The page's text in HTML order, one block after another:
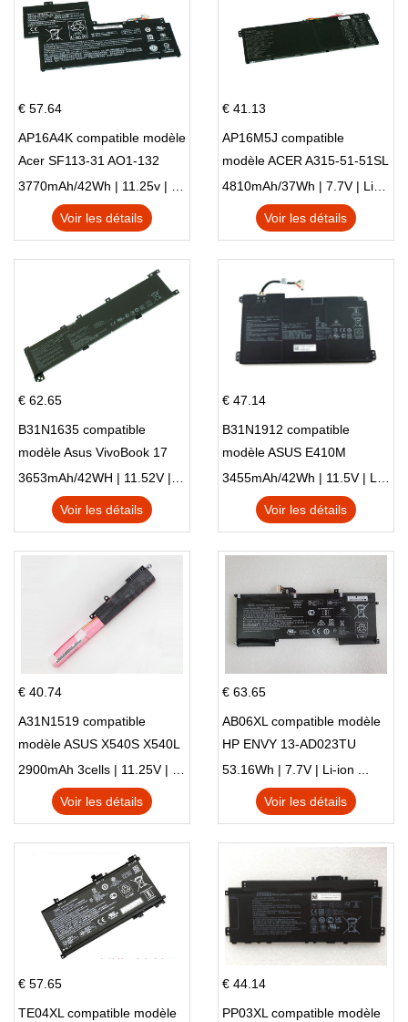
€ 57.64
AP16A4K compatible modèle
Acer SF113-31 AO1-132
NE132
3770mAh/42Wh | 11.25v | Li-ion ...
Voir les détails
€ 41.13
AP16M5J compatible
modèle ACER A315-51-51SL
N17Q1 SERIES
4810mAh/37Wh | 7.7V | Li-ion ...
Voir les détails
€ 62.65
B31N1635 compatible
modèle Asus VivoBook 17
X705NC X705UA X705UV
X705UN X705UD
3653mAh/42WH | 11.52V | Li-ion ...
Voir les détails
€ 47.14
B31N1912 compatible
modèle ASUS E410M
E410MA L410MA
3455mAh/42Wh | 11.5V | Li-ion ...
Voir les détails
€ 40.74
A31N1519 compatible
modèle ASUS X540S X540L
X540LA-SI302 X540SA
X540S
2900mAh 3cells | 11.25V | Li-ion ...
Voir les détails
€ 63.65
AB06XL compatible modèle
HP ENVY 13-AD023TU
HSTNN-DB8C 921438-855
TPN-I128
53.16Wh | 7.7V | Li-ion ...
Voir les détails
€ 57.65
TE04XL compatible modèle
€ 44.14
PP03XL compatible modèle